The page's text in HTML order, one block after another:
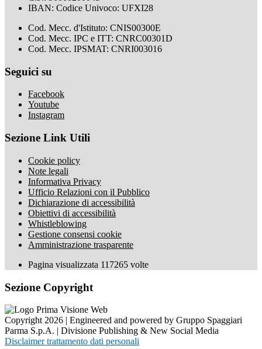
IBAN: Codice Univoco: UFXI28
Cod. Mecc. d'Istituto: CNIS00300E
Cod. Mecc. IPC e ITT: CNRC00301D
Cod. Mecc. IPSMAT: CNRI003016
Seguici su
Facebook
Youtube
Instagram
Sezione Link Utili
Cookie policy
Note legali
Informativa Privacy
Ufficio Relazioni con il Pubblico
Dichiarazione di accessibilità
Obiettivi di accessibilità
Whistleblowing
Gestione consensi cookie
Amministrazione trasparente
Pagina visualizzata 117265 volte
Sezione Copyright
Copyright 2026 | Engineered and powered by Gruppo Spaggiari
Parma S.p.A. | Divisione Publishing & New Social Media
Disclaimer trattamento dati personali